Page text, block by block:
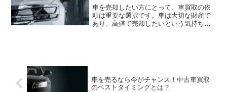
車を売却したい方にとって、車買取の依
頼は重要な選択です。車は大切な財産で
あり、高値で売却したいという気持ちは
車を売るなら今がチャンス！中古車買取
のベストタイミングとは？